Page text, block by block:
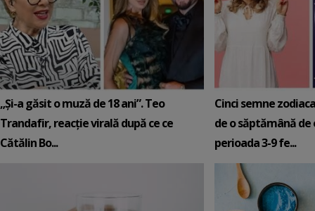
„Și-a găsit o muză de 18 ani”. Teo
Trandafir, reacție virală după ce ce
Cătălin Bo...
Cinci semne
de o săptămână de
perioada 3-9 fe...